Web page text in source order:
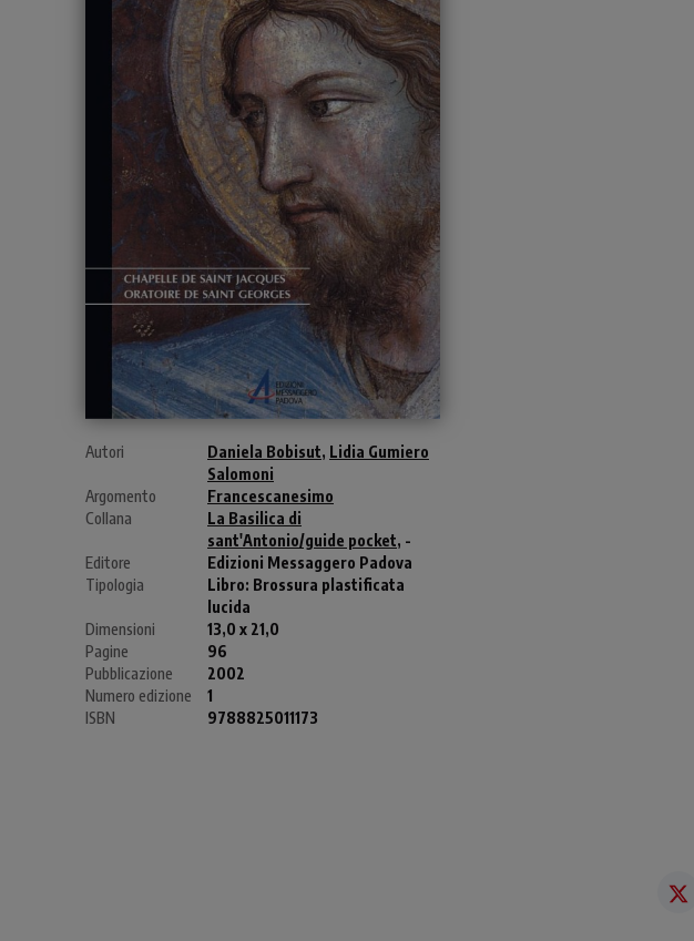
Autori Daniela Bobisut, Lidia Gumiero
Salomoni
Argomento
Francescanesimo
Collana
La Basilica di
sant'Antonio/guide pocket, -
Editore
Edizioni Messaggero Padova
Tipologia
Libro: Brossura plastificata
lucida
Dimensioni
13,0 x 21,0
Pagine
96
Pubblicazione
2002
Numero edizione
1
ISBN
9788825011173